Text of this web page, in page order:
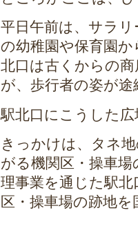
平日午前は、サラ
の幼稚園や保育園
北口は古くからの
が、歩行者の姿が
駅北口にこうした
きっかけは、タネ
がる機関区・操車
理事業を通じた駅
区・操車場の跡地